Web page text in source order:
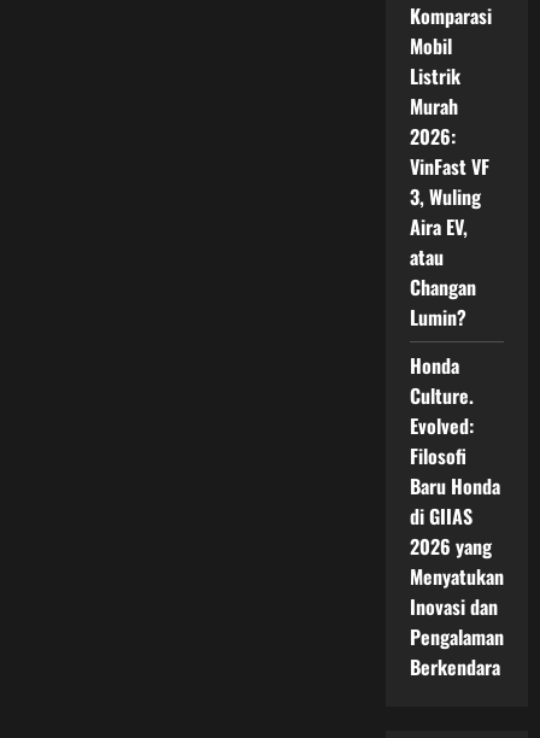
Komparasi
Mobil
Listrik
Murah
2026:
VinFast VF
3, Wuling
Aira EV,
atau
Changan
Lumin?
Honda
Culture.
Evolved:
Filosofi
Baru Honda
di GIIAS
2026 yang
Menyatukan
Inovasi dan
Pengalaman
Berkendara